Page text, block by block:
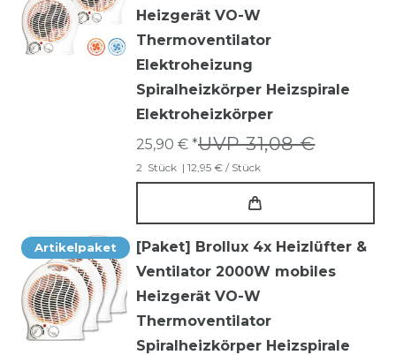
Heizgerät VO-W
Thermoventilator
Elektroheizung
Spiralheizkörper Heizspirale
Elektroheizkörper
UVP 31,08 €
25,90 € *
2 Stück | 12,95 € / Stück
Artikelpaket
[Paket] Brollux 4x Heizlüfter &
Ventilator 2000W mobiles
Heizgerät VO-W
Thermoventilator
Spiralheizkörper Heizspirale